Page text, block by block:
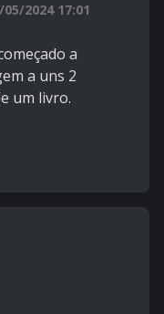
2024 17:01
a
a uns 2
um livro.